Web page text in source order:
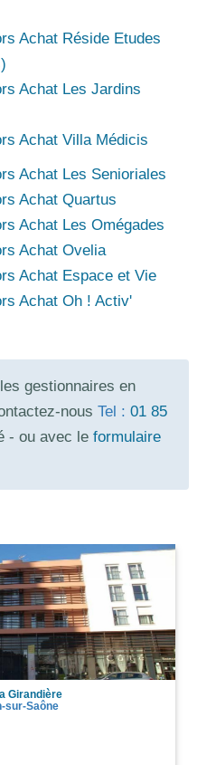
Achat Réside Etudes
Achat Les Jardins
Achat Villa Médicis
Achat Les Senioriales
Achat Quartus
Achat Les Omégades
Achat Ovelia
Achat Espace et Vie
Achat Oh ! Activ'
gestionnaires en
nous Tel : 01 85
- ou avec le formulaire
Girandière
sur-Saône